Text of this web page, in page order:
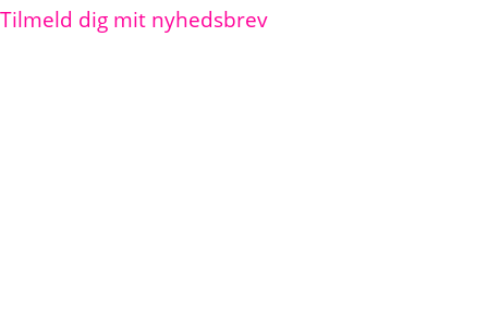
Tilmeld dig mit nyhedsbrev